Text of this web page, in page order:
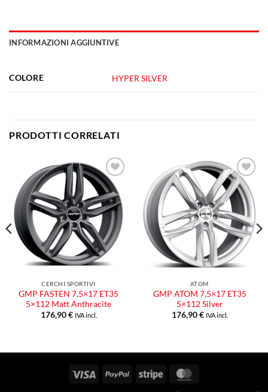
INFORMAZIONI AGGIUNTIVE
COLORE HYPER SILVER
PRODOTTI CORRELATI
Aggiungi
alla lista
dei
desideri
CERCHI SPORTIVI
GMP FASTEN 7,5×17 ET35
5×112 Matt Anthracite
176,90€ IVA incl.
Aggiungi
alla lista
dei
desideri
ATOM
GMP ATOM 7,5×17 ET35
5×112 Silver
176,90€ IVA incl.
Visa PayPal Stripe